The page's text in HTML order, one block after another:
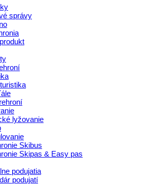
správy
lyžovanie
Skibus
Skipas & Easy pas
podujatia
podujatí